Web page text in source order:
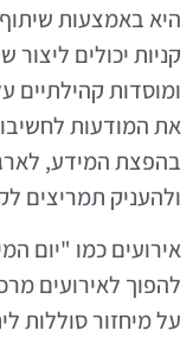
היא באמצעות
קניות יכולים
ומוסדות קהילתיים
את המודעות
בהפצת המידע, לארגן
ולהעניק תמריצים
אירועים כמו "יום
להפוך לאירועים
על מיחזור סוללות